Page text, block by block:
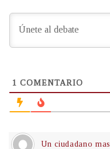
1 COMENTARIO
Un ciudadano mas